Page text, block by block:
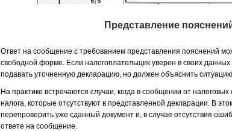
Представление
Ответ на сообщение с требованием представления пояснений
свободной форме. Если налогоплательщик уверен в своих
подавать уточненную декларацию, но должен объяснить
На практике встречаются случаи, когда в сообщении от
налога, которые отсутствуют в представленной декларации. В
перепроверить уже сданный документ и, в случае отсутствия
ответе на сообщение.